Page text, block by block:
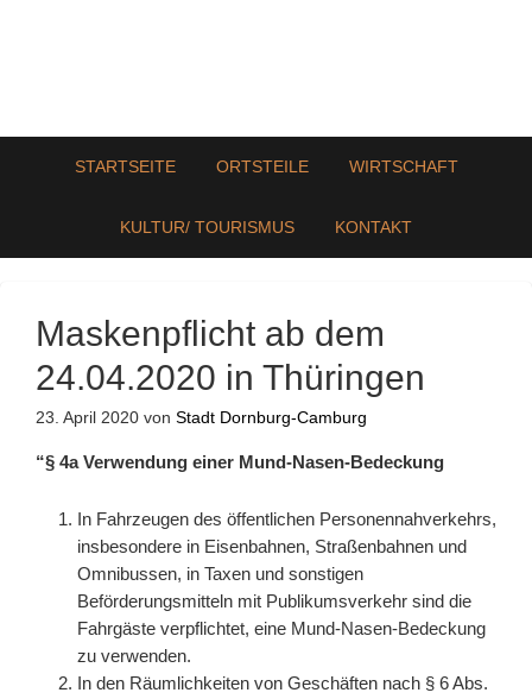
STARTSEITE ORTSTEILE WIRTSCHAFT
KULTUR/ TOURISMUS KONTAKT
Maskenpflicht ab dem
24.04.2020 in Thüringen
23. April 2020 von Stadt Dornburg-Camburg
“§ 4a Verwendung einer Mund-Nasen-Bedeckung
In Fahrzeugen des öffentlichen Personennahverkehrs,
insbesondere in Eisenbahnen, Straßenbahnen und
Omnibussen, in Taxen und sonstigen
Beförderungsmitteln mit Publikumsverkehr sind die
Fahrgäste verpflichtet, eine Mund-Nasen-Bedeckung
zu verwenden.
In den Räumlichkeiten von Geschäften nach § 6 Abs.